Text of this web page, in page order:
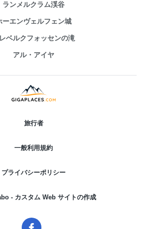
ランメルクラム渓谷
ーエンヴェルフェン城
ベルクフォッセンの滝
アル・アイヤ
旅行者
一般利用規約
プライバシーポリシー
- カスタム Web サイトの作成